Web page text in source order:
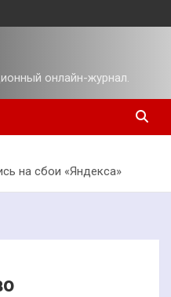
онлайн-журнал.
на сбои «Яндекса»